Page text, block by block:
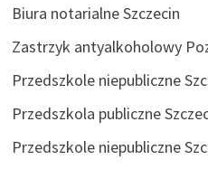
Biura notarialne Szczecin
Zastrzyk antyalkoholowy
Przedszkole niepubliczne
Przedszkola publiczne
Przedszkole niepubliczne